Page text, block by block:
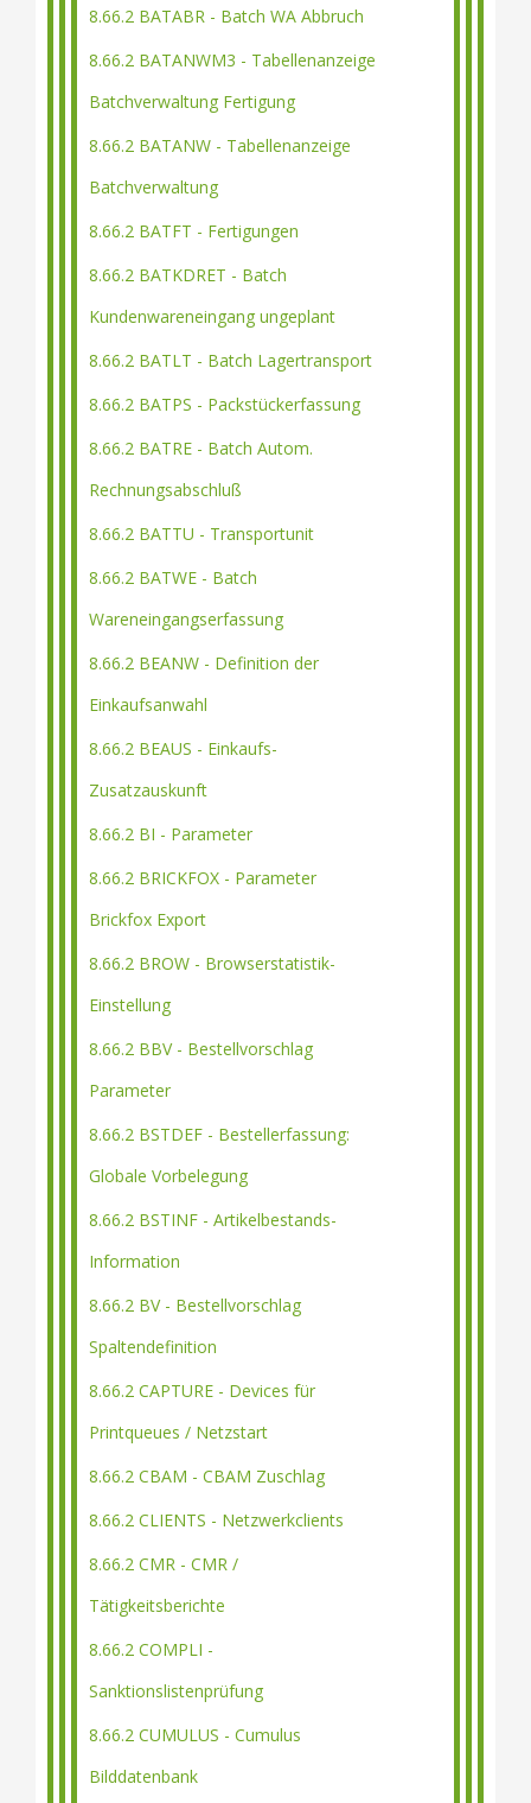
8.66.2 BATABR - Batch WA Abbruch
8.66.2 BATANWM3 - Tabellenanzeige
Batchverwaltung Fertigung
8.66.2 BATANW - Tabellenanzeige
Batchverwaltung
8.66.2 BATFT - Fertigungen
8.66.2 BATKDRET - Batch
Kundenwareneingang ungeplant
8.66.2 BATLT - Batch Lagertransport
8.66.2 BATPS - Packstückerfassung
8.66.2 BATRE - Batch Autom.
Rechnungsabschluß
8.66.2 BATTU - Transportunit
8.66.2 BATWE - Batch
Wareneingangserfassung
8.66.2 BEANW - Definition der
Einkaufsanwahl
8.66.2 BEAUS - Einkaufs-
Zusatzauskunft
8.66.2 BI - Parameter
8.66.2 BRICKFOX - Parameter
Brickfox Export
8.66.2 BROW - Browserstatistik-
Einstellung
8.66.2 BBV - Bestellvorschlag
Parameter
8.66.2 BSTDEF - Bestellerfassung:
Globale Vorbelegung
8.66.2 BSTINF - Artikelbestands-
Information
8.66.2 BV - Bestellvorschlag
Spaltendefinition
8.66.2 CAPTURE - Devices für
Printqueues / Netzstart
8.66.2 CBAM - CBAM Zuschlag
8.66.2 CLIENTS - Netzwerkclients
8.66.2 CMR - CMR /
Tätigkeitsberichte
8.66.2 COMPLI -
Sanktionslistenprüfung
8.66.2 CUMULUS - Cumulus
Bilddatenbank